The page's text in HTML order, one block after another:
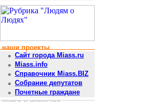
наши проекты
Сайт города Miass.ru
Miass.info
Справочник Miass.BIZ
Собрание депутатов
Почетные граждане